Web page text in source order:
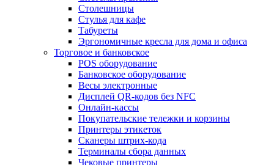
Столешницы
Стулья для кафе
Табуреты
Эргономичные кресла для дома и офиса
Торговое и банковское
POS оборудование
Банковское оборудование
Весы электронные
Дисплей QR-кодов без NFC
Онлайн-кассы
Покупательские тележки и корзины
Принтеры этикеток
Сканеры штрих-кода
Терминалы сбора данных
Чековые принтеры